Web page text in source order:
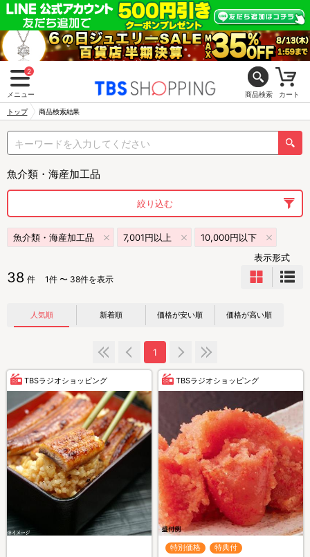
2
メニュー 商品検索 カート
トップ 商品検索結果
魚介類・海産加工品
絞り込む
魚介類・海産加工品 7,001円以上 10,000円以下
38 件 1件 〜 38件を表示
表示形式
人気順 新着順 価格が安い順 価格が高い順
1
TBSラジオショッピング TBSラジオショッピング
特別価格 特典付